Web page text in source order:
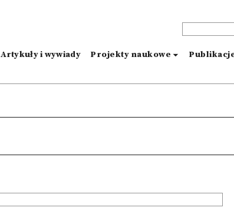
Artykuły i wywiady Projekty naukowe